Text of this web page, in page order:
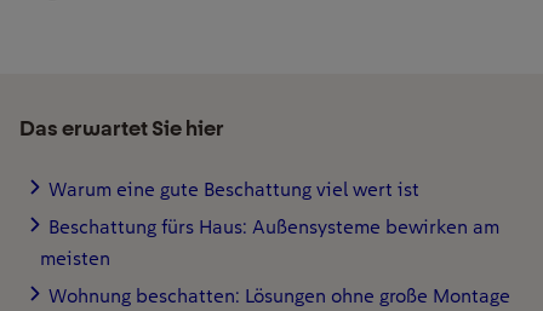
Das erwartet Sie hier
Warum eine gute Beschattung viel wert ist
Beschattung fürs Haus: Außensysteme bewirken am
meisten
Wohnung beschatten: Lösungen ohne große Montage